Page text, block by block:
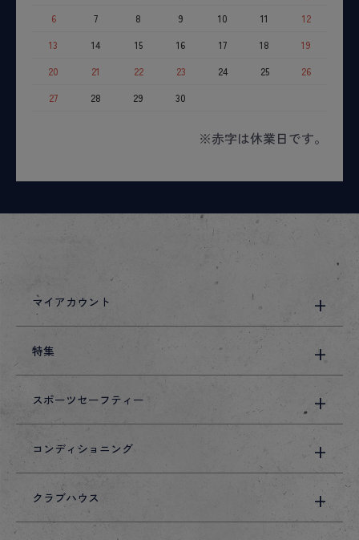
6
7 8 9 10 11
12
13
14 15 16 17 18
19
20
21 22 23 24 25
26
27
28 29 30
※赤字は休業日です。
マイアカウント
特集
スポーツセーフティー
コンディショニング
クラブハウス